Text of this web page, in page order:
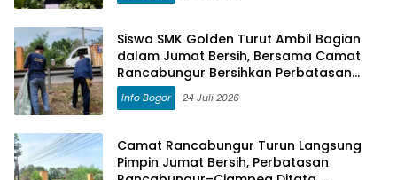
Siswa SMK Golden Turut Ambil Bagian
dalam Jumat Bersih, Bersama Camat
Rancabungur Bersihkan Perbatasan
Rancabungur–Ciampea
Info Bogor 24 Juli 2026
Camat Rancabungur Turun Langsung
Pimpin Jumat Bersih, Perbatasan